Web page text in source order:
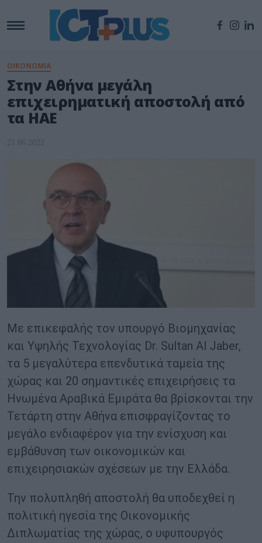
ΟΙΚΟΝΟΜΙΑ
Στην Αθήνα μεγάλη
επιχειρηματική αποστολή από
τα ΗΑΕ
21.06.2022
Με επικεφαλής τον υπουργό Βιομηχανίας
και Υψηλής Τεχνολογίας Dr. Sultan Al Jaber,
τα 5 μεγαλύτερα επενδυτικά ταμεία της
χώρας και 20 σημαντικές επιχειρήσεις τα
Ηνωμένα Αραβικά Εμιράτα θα βρίσκονται την
Τετάρτη στην Αθήνα επισφραγίζοντας το
μεγάλο ενδιαφέρον για την ενίσχυση και
εμβάθυνση των οικονομικών και
επιχειρησιακών σχέσεων με την Ελλάδα.
Την πολυπληθή αποστολή θα υποδεχθεί η
πολιτική ηγεσία της Οικονομικής
Διπλωματίας της χώρας, ο υφυπουργός